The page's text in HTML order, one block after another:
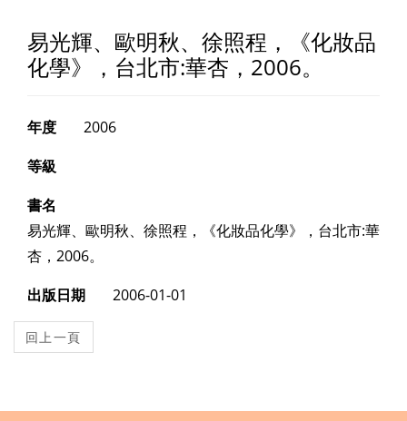
易光輝、歐明秋、徐照程，《化妝品
化學》，台北市:華杏，2006。
年度
2006
等級
書名
易光輝、歐明秋、徐照程，《化妝品化學》，台北市:華
杏，2006。
出版日期
2006-01-01